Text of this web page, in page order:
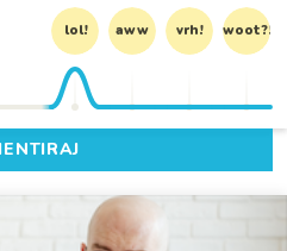
lol! aww vrh! woot?!